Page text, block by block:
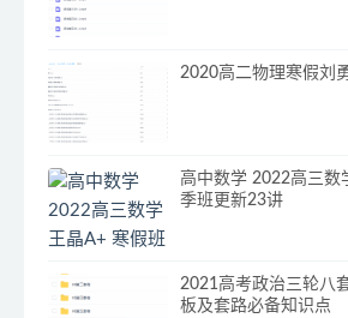
2020高二物理寒假刘
高中数学 2022高三数
季班更新23讲
2021高考政治三轮八
板及套路必备知识点